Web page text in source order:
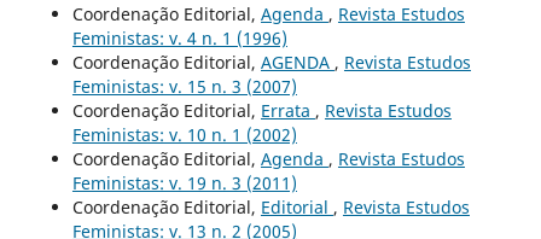
Coordenação Editorial, Agenda , Revista Estudos
Feministas: v. 4 n. 1 (1996)
Coordenação Editorial, AGENDA , Revista Estudos
Feministas: v. 15 n. 3 (2007)
Coordenação Editorial, Errata , Revista Estudos
Feministas: v. 10 n. 1 (2002)
Coordenação Editorial, Agenda , Revista Estudos
Feministas: v. 19 n. 3 (2011)
Coordenação Editorial, Editorial , Revista Estudos
Feministas: v. 13 n. 2 (2005)